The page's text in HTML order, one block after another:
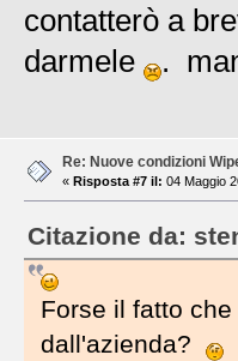
contatterò a
darmele
.
Re: Nuove condizioni
« Risposta #7 il: 04 Maggio
Citazione da:
Forse il fatto
dall'azienda?